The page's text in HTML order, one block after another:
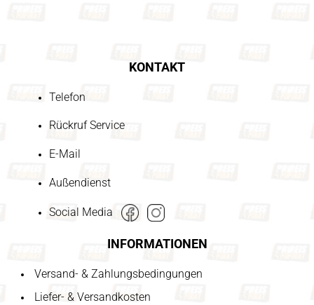
KONTAKT
Telefon
Rückruf Service
E-Mail
Außendienst
Social Media
INFORMATIONEN
Versand- & Zahlungsbedingungen
Liefer- & Versandkosten